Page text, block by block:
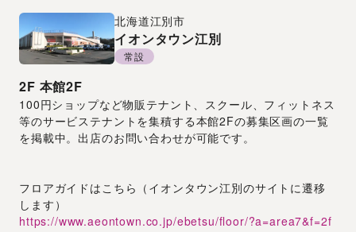
北海道江別市
イオンタウン江別
常設
2F 本館2F
100円ショップなど物販テナント、スクール、フィットネス
等のサービステナントを集積する本館2Fの募集区画の一覧
を掲載中。出店のお問い合わせが可能です。
フロアガイドはこちら（イオンタウン江別のサイトに遷移
します）
https://www.aeontown.co.jp/ebetsu/floor/?a=area7&f=2f